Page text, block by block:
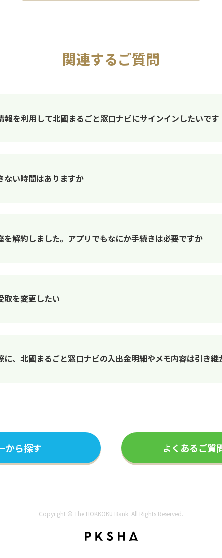
関連するご質問
を利用して北國まるごと窓口ナビにサインインしたいです
ない時間はありますか
解約しました。アプリでもなにか手続きは必要ですか
取を変更したい
、北國まるごと窓口ナビの入出金明細やメモ内容は引き継
から探す よくあるご質
Copyright © The HOKKOKU Bank. All Rights Reserved.